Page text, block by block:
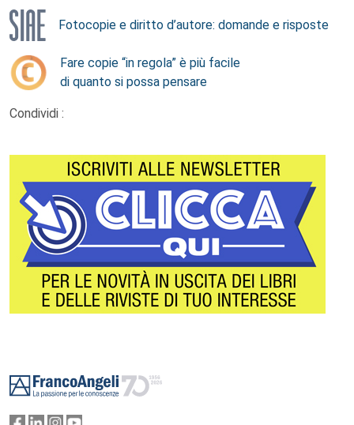
Fotocopie e diritto d’autore: domande e risposte
Fare copie “in regola” è più facile
di quanto si possa pensare
Condividi :